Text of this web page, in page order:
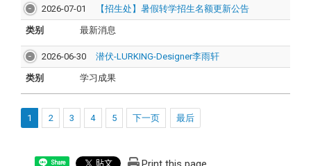
2026-07-01 【招生处】暑假转学招生名额更新公告
类别 最新消息
2026-06-30 潜伏-LURKING-Designer李雨轩
类别 学习成果
1 2 3 4 5 下一页 最后
Share